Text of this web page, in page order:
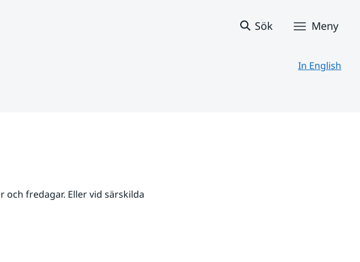
Sök Meny
In English
fredagar. Eller vid särskilda